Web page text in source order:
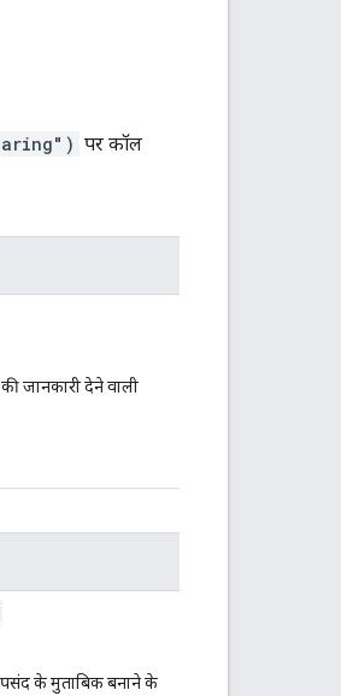
पर कॉल
जानकारी देने वाली
पसंद के मुताबिक बनाने के